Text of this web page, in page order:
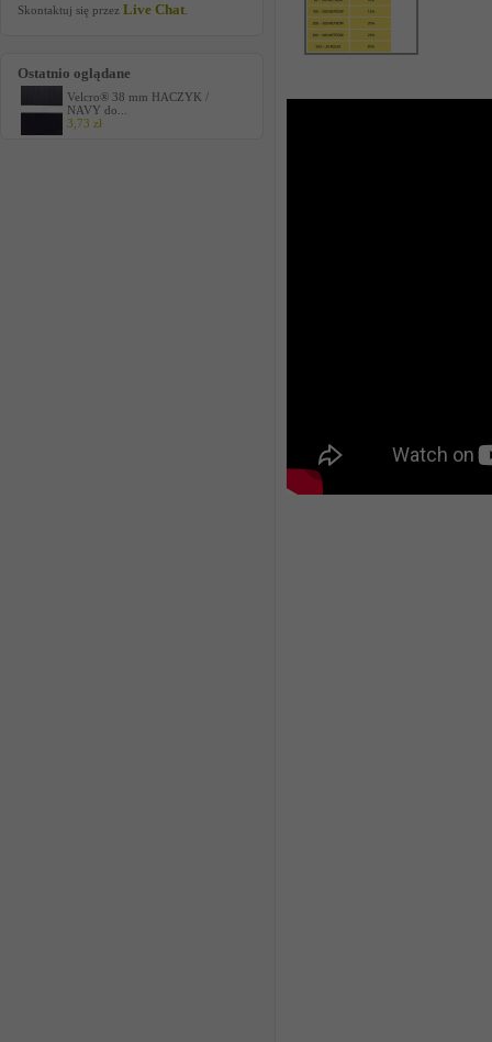
Skontaktuj się przez Live Chat
Ostatnio oglądane
Velcro® 38 mm HACZYK /
NAVY do...
3,73 zł